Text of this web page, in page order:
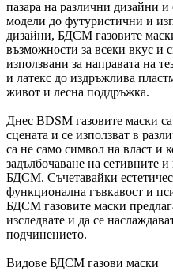
пазара на различни дизайни
модели до футуристични и
дизайни, БДСМ газовите
възможности за всеки вкус и
използвани за направата на
и латекс до издръжлива
живот и лесна поддръжка.
Днес BDSM газовите маски
сцената и се използват в
са не само символ на власт и
задълбочаване на сетивните
БДСМ. Съчетавайки
функционална гъвкавост и
БДСМ газовите маски
изследвате и да се
подчинението.
Видове БДСМ газови маски